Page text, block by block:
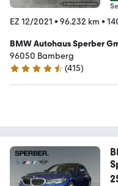
EZ 12/2021 • 96.232 km •
BMW Autohaus Sperber
96050 Bamberg
4.4 Sterne
(415)